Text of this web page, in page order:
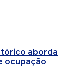
aborda
ocupação